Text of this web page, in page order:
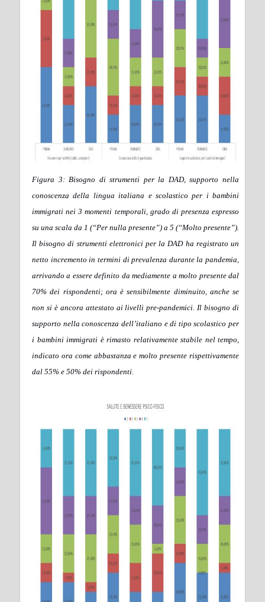
Figura 3: Bisogno di strumenti per la DAD, supporto nella
conoscenza della lingua italiana e scolastico per i bambini
immigrati nei 3 momenti temporali, grado di presenza espresso
su una scala da 1 (“Per nulla presente”) a 5 (“Molto presente”).
Il bisogno di strumenti elettronici per la DAD ha registrato un
netto incremento in termini di prevalenza durante la pandemia,
arrivando a essere definito da mediamente a molto presente dal
70% dei rispondenti; ora è sensibilmente diminuito, anche se
non si è ancora attestato ai livelli pre-pandemici. Il bisogno di
supporto nella conoscenza dell’italiano e di tipo scolastico per
i bambini immigrati è rimasto relativamente stabile nel tempo,
indicato ora come abbastanza e molto presente rispettivamente
dal 55% e 50% dei rispondenti.